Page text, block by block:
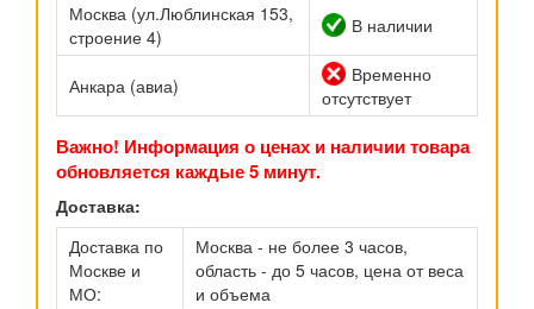
Москва (ул.Люблинская 153,
строение 4)
В наличии
Анкара (авиа)
Временно
отсутствует
Важно! Информация о ценах и наличии товара
обновляется каждые 5 минут.
Доставка:
Доставка по
Москве и
МО:
Москва - не более 3 часов,
область - до 5 часов, цена от веса
и объема